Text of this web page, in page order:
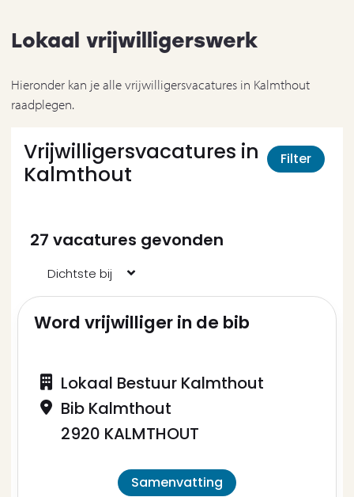
Lokaal vrijwilligerswerk
Hieronder kan je alle vrijwilligersvacatures in Kalmthout
raadplegen.